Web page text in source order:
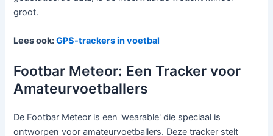
groot.
Lees ook:GPS-trackers in voetbal
Footbar Meteor: Een Tracker voor
Amateurvoetballers
De Footbar Meteor is een 'wearable' die speciaal is
ontworpen voor amateurvoetballers. Deze tracker stelt